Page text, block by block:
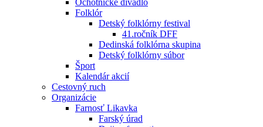
Ochotnícke divadlo
Folklór
Detský folklórny festival
41.ročník DFF
Dedinská folklórna skupina
Detský folklórny súbor
Šport
Kalendár akcií
Cestovný ruch
Organizácie
Farnosť Likavka
Farský úrad